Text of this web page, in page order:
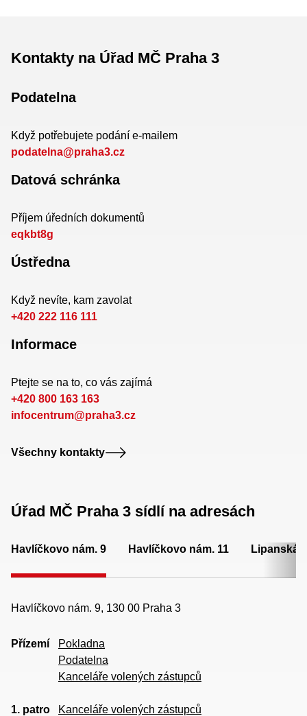
Kontakty na Úřad MČ Praha 3
Podatelna
Když potřebujete podání e-mailem
podatelna@praha3.cz
Datová schránka
Příjem úředních dokumentů
eqkbt8g
Ústředna
Když nevíte, kam zavolat
+420 222 116 111
Informace
Ptejte se na to, co vás zajímá
+420 800 163 163
infocentrum@praha3.cz
Všechny kontakty
Úřad MČ Praha 3 sídlí na adresách
Havlíčkovo nám. 9 Havlíčkovo nám. 11 Lipanská 7
Havlíčkovo nám. 9, 130 00 Praha 3
Přízemí
Pokladna
Podatelna
Kanceláře volených zástupců
1. patro
Kanceláře volených zástupců